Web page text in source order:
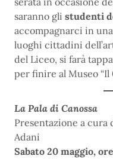
saranno gli studenti
accompagnarci in una
luoghi cittadini
del Liceo, si farà
per finire al Museo “Il
La Pala di Canossa
Presentazione a
Adani
Sabato 20 maggio,